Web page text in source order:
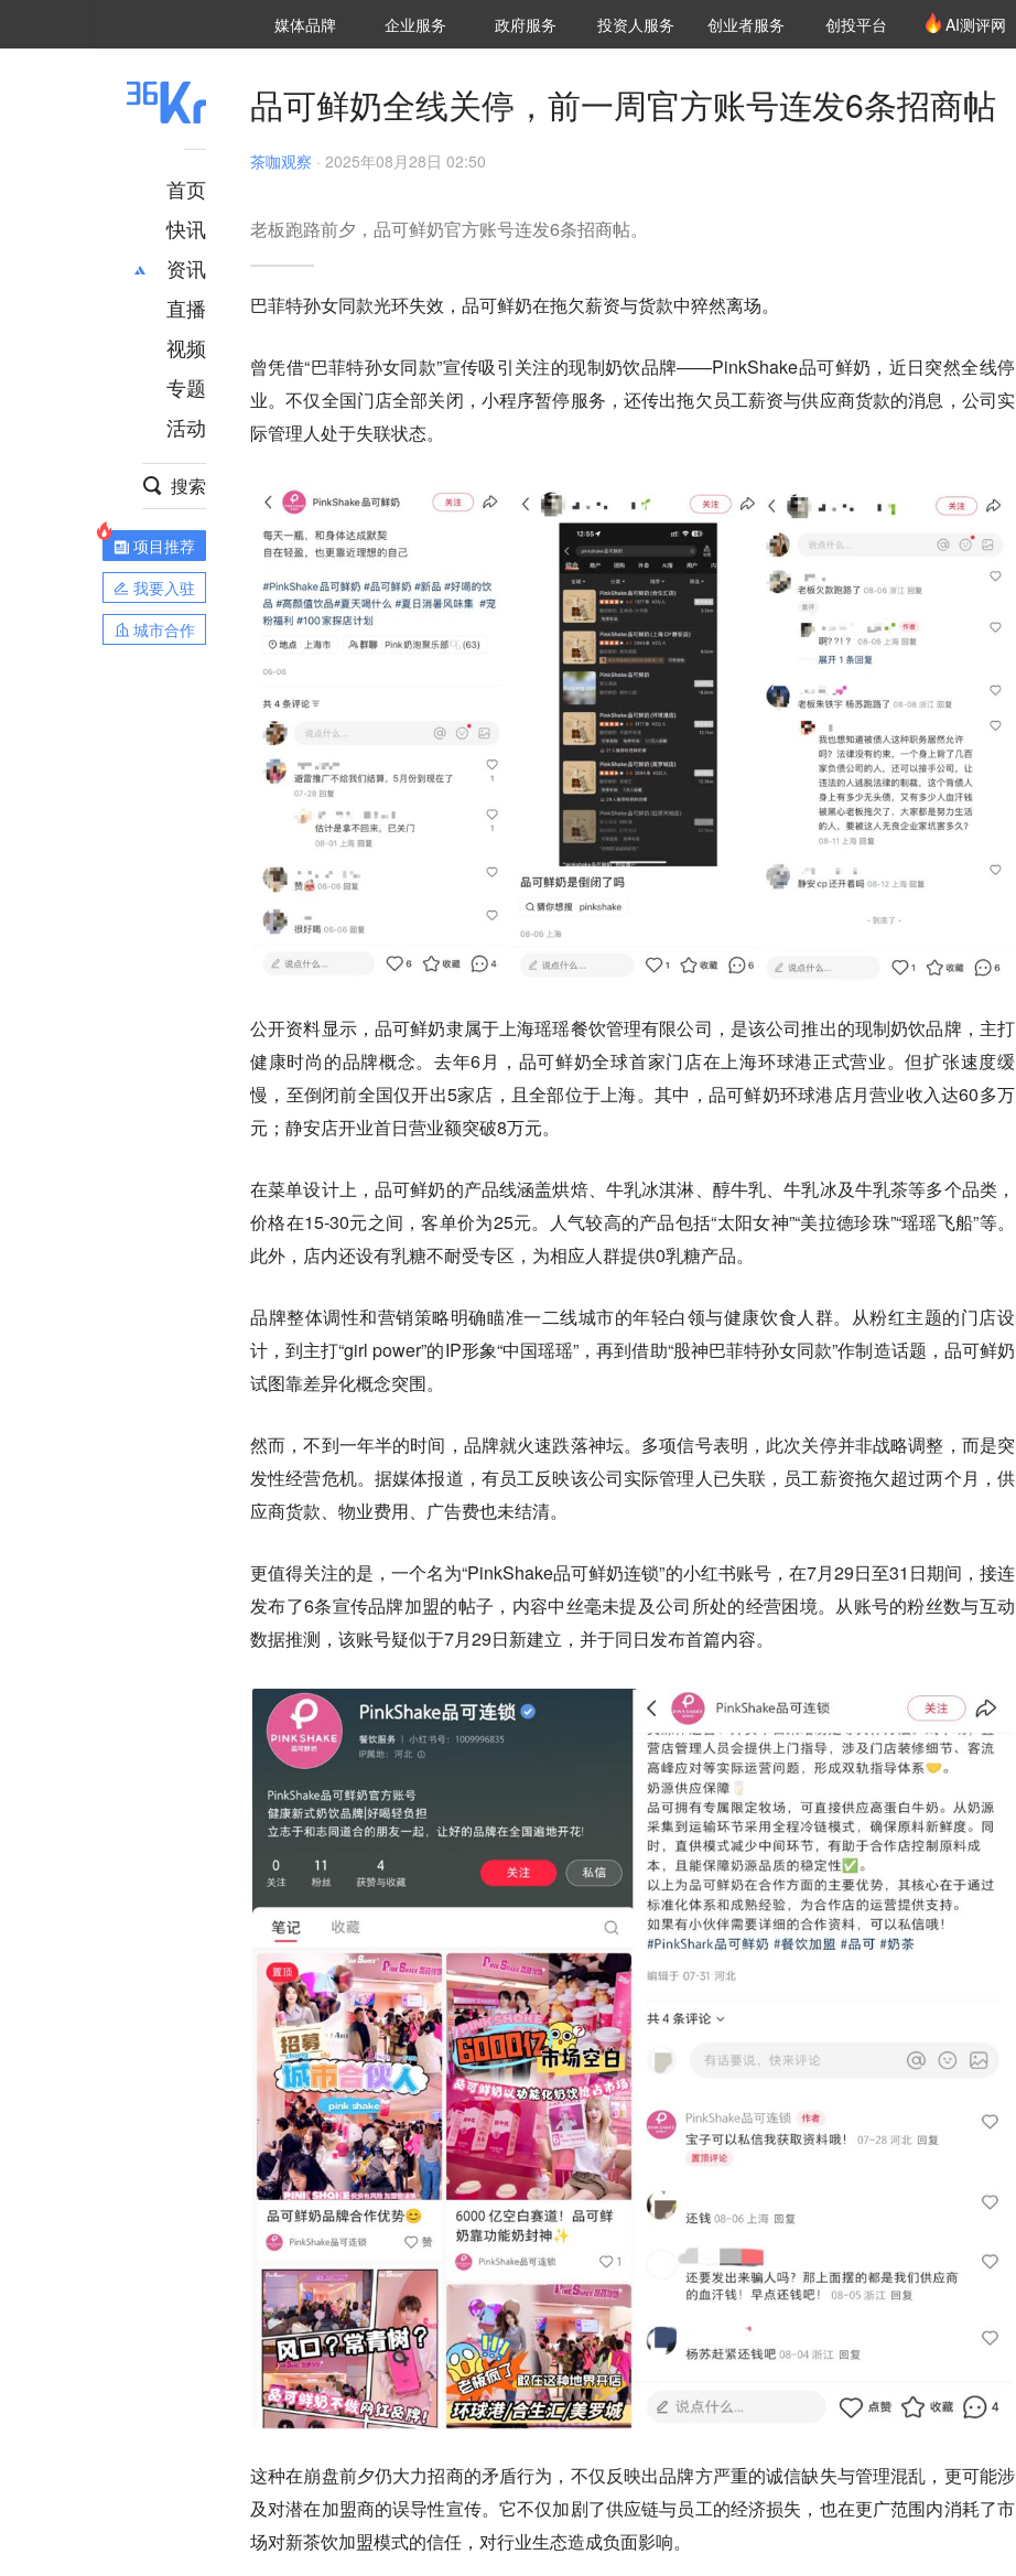
媒体品牌 36Kr研究院
企业服务 城市之窗
政府服务 VClub投资机构库
投资机构职位推介
投资人服务 创投氪堂
创业者服务 创投平台 AI测评网
首页
快讯
资讯
推荐
财经
项目推荐
安徽
直播
视频
专题
活动
搜索
项目推荐
我要入驻
城市合作
品可鲜奶全线关停，前一周官方账号连发6条招商帖
茶咖观察 · 2025年08月28日 02:50
老板跑路前夕，品可鲜奶官方账号连发6条招商帖。
巴菲特孙女同款光环失效，品可鲜奶在拖欠薪资与货款中猝然离场。
曾凭借“巴菲特孙女同款”宣传吸引关注的现制奶饮品牌——PinkShake品可鲜奶，近日突然全线停
业。不仅全国门店全部关闭，小程序暂停服务，还传出拖欠员工薪资与供应商货款的消息，公司实
际管理人处于失联状态。
公开资料显示，品可鲜奶隶属于上海瑶瑶餐饮管理有限公司，是该公司推出的现制奶饮品牌，主打
健康时尚的品牌概念。去年6月，品可鲜奶全球首家门店在上海环球港正式营业。但扩张速度缓
慢，至倒闭前全国仅开出5家店，且全部位于上海。其中，品可鲜奶环球港店月营业收入达60多万
元；静安店开业首日营业额突破8万元。
在菜单设计上，品可鲜奶的产品线涵盖烘焙、牛乳冰淇淋、醇牛乳、牛乳冰及牛乳茶等多个品类，
价格在15-30元之间，客单价为25元。人气较高的产品包括“太阳女神”“美拉德珍珠”“瑶瑶飞船”等。
此外，店内还设有乳糖不耐受专区，为相应人群提供0乳糖产品。
品牌整体调性和营销策略明确瞄准一二线城市的年轻白领与健康饮食人群。从粉红主题的门店设
计，到主打“girl power”的IP形象“中国瑶瑶”，再到借助“股神巴菲特孙女同款”作制造话题，品可鲜奶
试图靠差异化概念突围。
然而，不到一年半的时间，品牌就火速跌落神坛。多项信号表明，此次关停并非战略调整，而是突
发性经营危机。据媒体报道，有员工反映该公司实际管理人已失联，员工薪资拖欠超过两个月，供
应商货款、物业费用、广告费也未结清。
更值得关注的是，一个名为“PinkShake品可鲜奶连锁”的小红书账号，在7月29日至31日期间，接连
发布了6条宣传品牌加盟的帖子，内容中丝毫未提及公司所处的经营困境。从账号的粉丝数与互动
数据推测，该账号疑似于7月29日新建立，并于同日发布首篇内容。
这种在崩盘前夕仍大力招商的矛盾行为，不仅反映出品牌方严重的诚信缺失与管理混乱，更可能涉
及对潜在加盟商的误导性宣传。它不仅加剧了供应链与员工的经济损失，也在更广范围内消耗了市
场对新茶饮加盟模式的信任，对行业生态造成负面影响。